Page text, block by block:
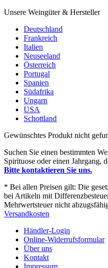
Unsere Weingüter & Hersteller
Deutschland
Frankreich
Italien
Neuseeland
Österreich
Portugal
Spanien
Südafrika
Ungarn
USA
Schottland
Gewünschtes Produkt nicht
Suchen Sie einen bestimmten
Spirituose oder einen Jahrgang,
Bitte kontaktieren Sie uns.
* Bei allen Preisen gilt: Die
bei Artikeln mit
Mehrwertsteuer nicht
Versandkosten
Händler-Login
Online-Widerrufsformular
Über uns
Kontakt
Impressum